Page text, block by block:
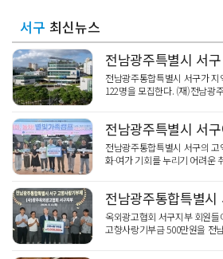
서구 최신뉴스
전남광주통합특별시 서구가
122명을 모집한다. (재)전남광
전남광주통합특별시 서구의 고
화·여가 기회를 누리기 어려운
옥외광고협회 서구지부 회원
고향사랑기부금 500만원을 전